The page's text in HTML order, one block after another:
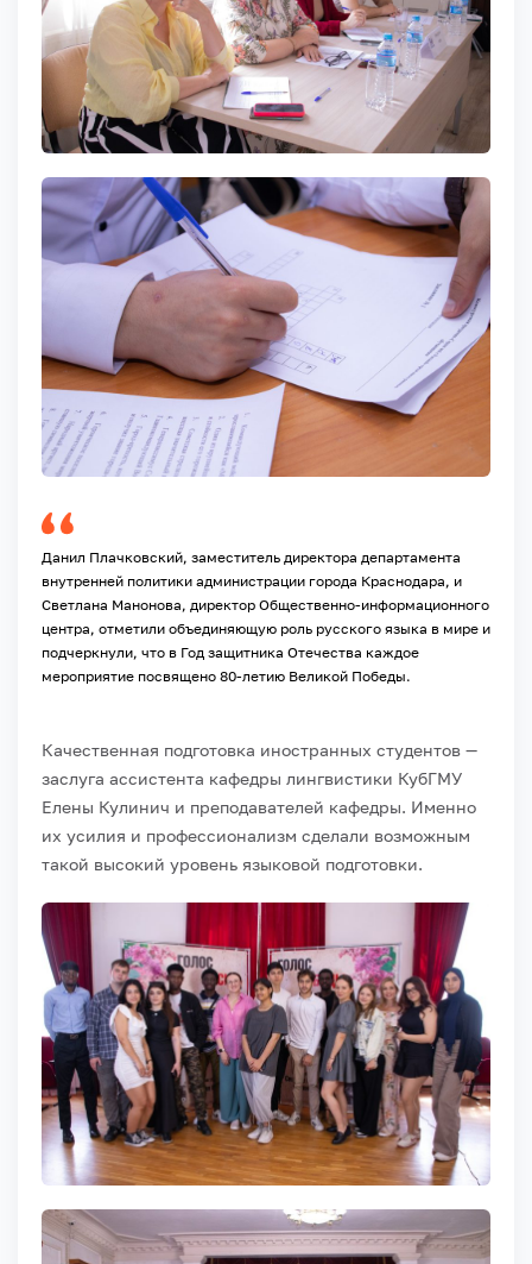
Данил Плачковский, заместитель директора департамента
внутренней политики администрации города Краснодара, и
Светлана Манонова, директор Общественно-информационного
центра, отметили объединяющую роль русского языка в мире и
подчеркнули, что в Год защитника Отечества каждое
мероприятие посвящено 80-летию Великой Победы.
Качественная подготовка иностранных студентов —
заслуга ассистента кафедры лингвистики КубГМУ
Елены Кулинич и преподавателей кафедры. Именно
их усилия и профессионализм сделали возможным
такой высокий уровень языковой подготовки.